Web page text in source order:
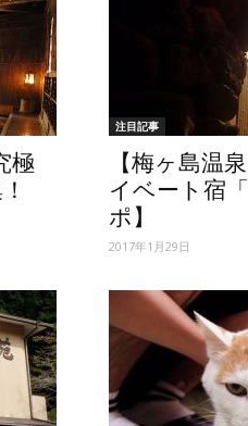
極
注目記事
【梅ヶ島温
イベート宿
ポ】
2017年1月29日